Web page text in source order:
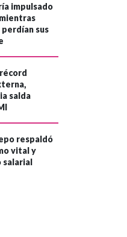
impulsado
sus
salda
respaldó
vital y
salarial